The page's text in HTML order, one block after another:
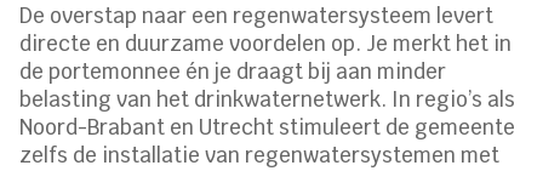
De overstap naar een regenwatersysteem levert
directe en duurzame voordelen op. Je merkt het in
de portemonnee én je draagt bij aan minder
belasting van het drinkwaternetwerk. In regio’s als
Noord-Brabant en Utrecht stimuleert de gemeente
zelfs de installatie van regenwatersystemen met